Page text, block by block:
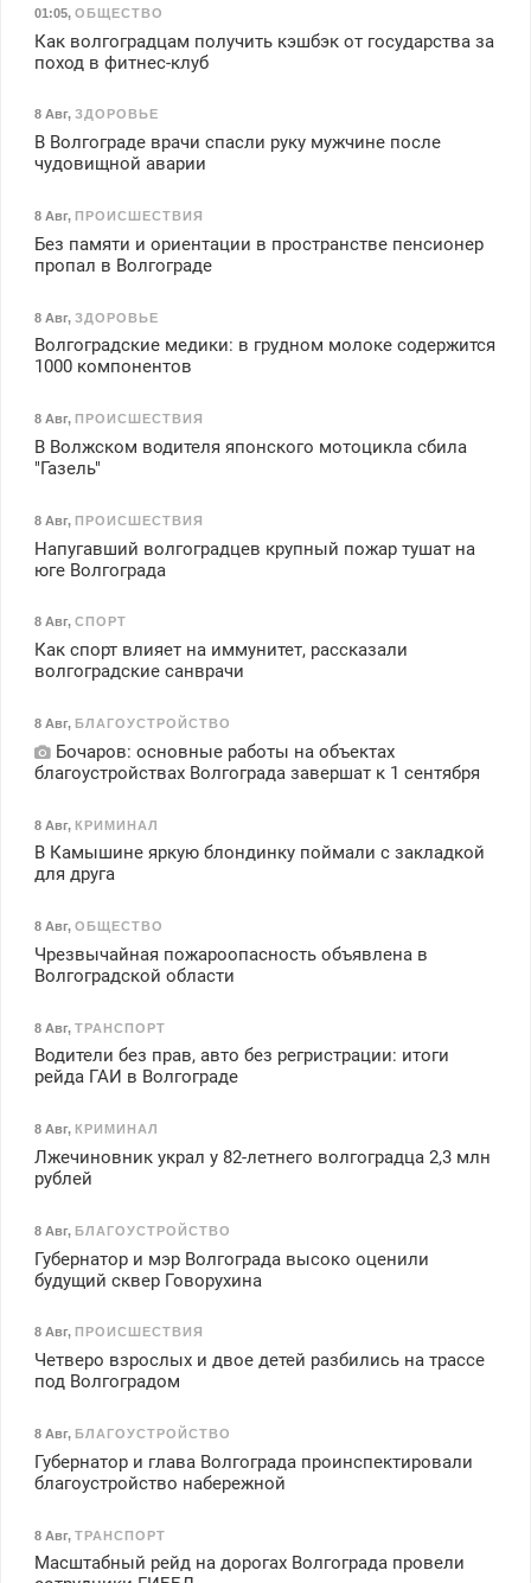
01:05, ОБЩЕСТВО
Как волгоградцам получить кэшбэк от государства за
поход в фитнес-клуб
8 Авг, ЗДОРОВЬЕ
В Волгограде врачи спасли руку мужчине после
чудовищной аварии
8 Авг, ПРОИСШЕСТВИЯ
Без памяти и ориентации в пространстве пенсионер
пропал в Волгограде
8 Авг, ЗДОРОВЬЕ
Волгоградские медики: в грудном молоке содержится
1000 компонентов
8 Авг, ПРОИСШЕСТВИЯ
В Волжском водителя японского мотоцикла сбила
"Газель"
8 Авг, ПРОИСШЕСТВИЯ
Напугавший волгоградцев крупный пожар тушат на
юге Волгограда
8 Авг, СПОРТ
Как спорт влияет на иммунитет, рассказали
волгоградские санврачи
8 Авг, БЛАГОУСТРОЙСТВО
Бочаров: основные работы на объектах
благоустройствах Волгограда завершат к 1 сентября
8 Авг, КРИМИНАЛ
В Камышине яркую блондинку поймали с закладкой
для друга
8 Авг, ОБЩЕСТВО
Чрезвычайная пожароопасность объявлена в
Волгоградской области
8 Авг, ТРАНСПОРТ
Водители без прав, авто без регристрации: итоги
рейда ГАИ в Волгограде
8 Авг, КРИМИНАЛ
Лжечиновник украл у 82-летнего волгоградца 2,3 млн
рублей
8 Авг, БЛАГОУСТРОЙСТВО
Губернатор и мэр Волгограда высоко оценили
будущий сквер Говорухина
8 Авг, ПРОИСШЕСТВИЯ
Четверо взрослых и двое детей разбились на трассе
под Волгоградом
8 Авг, БЛАГОУСТРОЙСТВО
Губернатор и глава Волгограда проинспектировали
благоустройство набережной
8 Авг, ТРАНСПОРТ
Масштабный рейд на дорогах Волгограда провели